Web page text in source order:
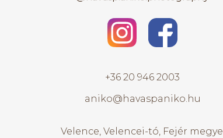
+36 20 946 2003
aniko@havaspaniko.hu
Velence, Velencei-tó, Fejér megye,